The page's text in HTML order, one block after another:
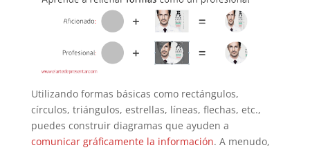
Utilizando formas básicas como rectángulos,
círculos, triángulos, estrellas, líneas, flechas, etc.,
puedes construir diagramas que ayuden a
comunicar gráficamente la información. A menudo,